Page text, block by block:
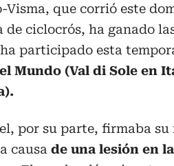
Visma, que corrió este
de ciclocrós, ha ganado
participado esta
Mundo (Val di Sole en
por su parte, firmaba su
causa de una lesión en